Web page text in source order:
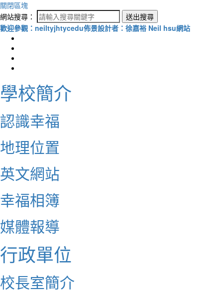
關閉區塊
網站搜尋：
送出搜尋
歡迎參觀：neiltyjhtycedu佈景設計者：徐嘉裕 Neil hsu網站
學校簡介
認識幸福
地理位置
英文網站
幸福相簿
媒體報導
行政單位
校長室簡介